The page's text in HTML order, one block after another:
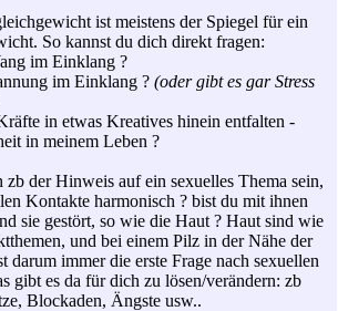
ist meistens der Spiegel für ein
So kannst du dich direkt fragen:
im Einklang ?
im Einklang ? (oder gibt es gar Stress
in etwas Kreatives hinein entfalten -
in meinem Leben ?
zb der Hinweis auf ein sexuelles Thema sein,
Kontakte harmonisch ? bist du mit ihnen
sie gestört, so wie die Haut ? Haut sind wie
und bei einem Pilz in der Nähe der
darum immer die erste Frage nach sexuellen
gibt es da für dich zu lösen/verändern: zb
Blockaden, Ängste usw..